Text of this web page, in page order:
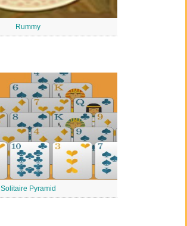
Rummy
Solitaire Pyramid